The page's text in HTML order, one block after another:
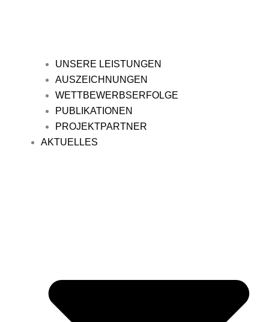
UNSERE LEISTUNGEN
AUSZEICHNUNGEN
WETTBEWERBSERFOLGE
PUBLIKATIONEN
PROJEKTPARTNER
AKTUELLES